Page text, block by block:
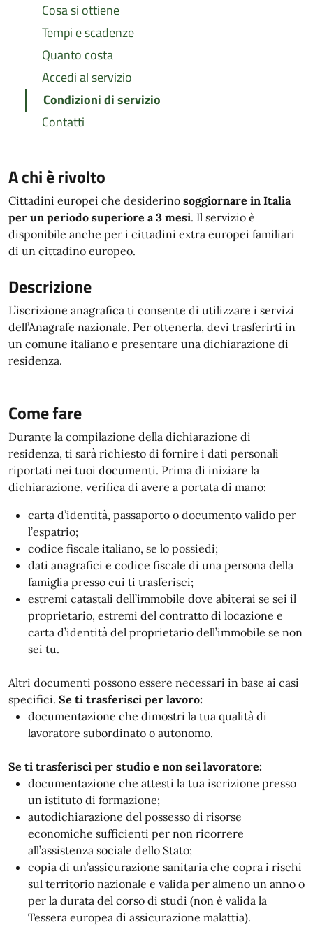
Cosa si ottiene
Tempi e scadenze
Quanto costa
Accedi al servizio
Condizioni di servizio
Contatti
A chi è rivolto
Cittadini europei che desiderino soggiornare in Italia
per un periodo superiore a 3 mesi. Il servizio è
disponibile anche per i cittadini extra europei familiari
di un cittadino europeo.
Descrizione
L’iscrizione anagrafica ti consente di utilizzare i servizi
dell’Anagrafe nazionale. Per ottenerla, devi trasferirti in
un comune italiano e presentare una dichiarazione di
residenza.
Come fare
Durante la compilazione della dichiarazione di
residenza, ti sarà richiesto di fornire i dati personali
riportati nei tuoi documenti. Prima di iniziare la
dichiarazione, verifica di avere a portata di mano:
carta d’identità, passaporto o documento valido per
l’espatrio;
codice fiscale italiano, se lo possiedi;
dati anagrafici e codice fiscale di una persona della
famiglia presso cui ti trasferisci;
estremi catastali dell’immobile dove abiterai se sei il
proprietario, estremi del contratto di locazione e
carta d’identità del proprietario dell’immobile se non
sei tu.
Altri documenti possono essere necessari in base ai casi
specifici. Se ti trasferisci per lavoro:
documentazione che dimostri la tua qualità di
lavoratore subordinato o autonomo.
Se ti trasferisci per studio e non sei lavoratore:
documentazione che attesti la tua iscrizione presso
un istituto di formazione;
autodichiarazione del possesso di risorse
economiche sufficienti per non ricorrere
all’assistenza sociale dello Stato;
copia di un’assicurazione sanitaria che copra i rischi
sul territorio nazionale e valida per almeno un anno o
per la durata del corso di studi (non è valida la
Tessera europea di assicurazione malattia).